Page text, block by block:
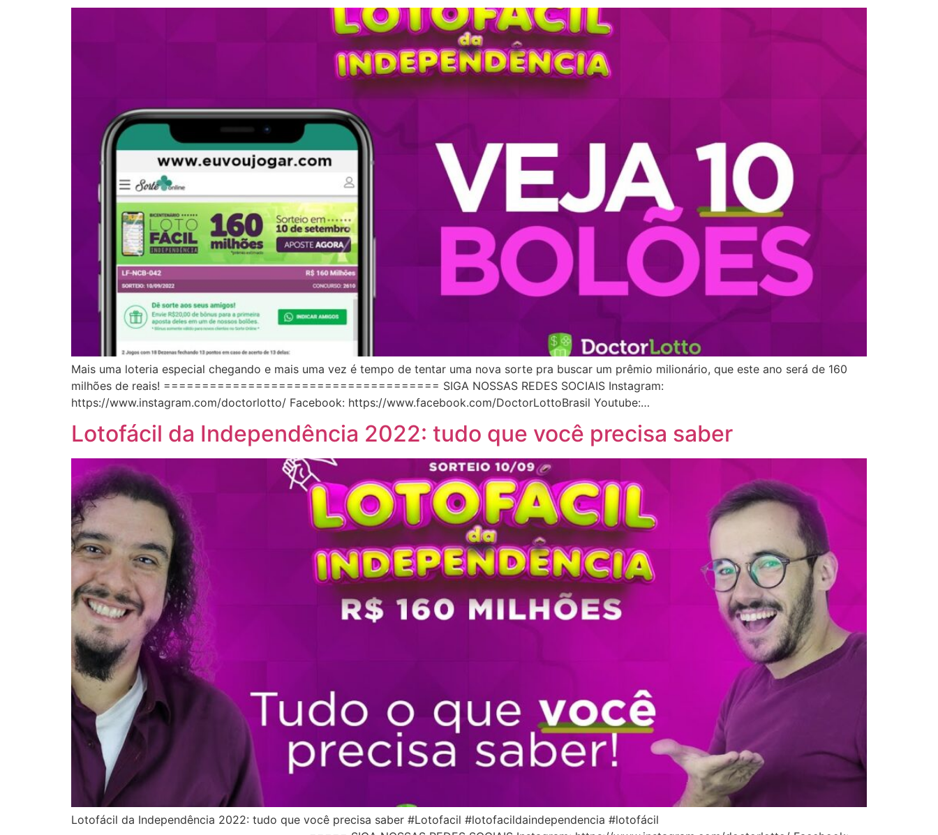
Mais uma loteria especial chegando e mais uma vez é tempo de tentar uma nova sorte pra buscar um prêmio milionário, que este ano será de 160
milhões de reais! ==================================== SIGA NOSSAS REDES SOCIAIS Instagram:
https://www.instagram.com/doctorlotto/ Facebook: https://www.facebook.com/DoctorLottoBrasil Youtube:…
Lotofácil da Independência 2022: tudo que você precisa saber
Lotofácil da Independência 2022: tudo que você precisa saber #Lotofacil #lotofacildaindependencia #lotofácil